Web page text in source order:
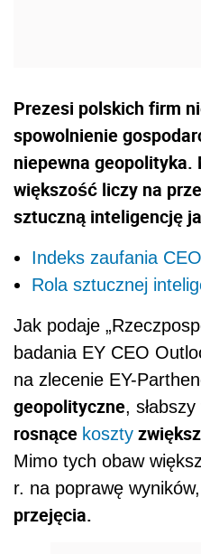
Prezesi polskich firm
spowolnienie
niepewna geopolityka.
większość liczy na
sztuczną inteligencję
Indeks zaufania CEO
Rola sztucznej
Jak podaje
badania EY CEO
na zlecenie EY-
geopolityczne,
rosnące koszty
Mimo tych obaw
r. na poprawę
przejęcia.